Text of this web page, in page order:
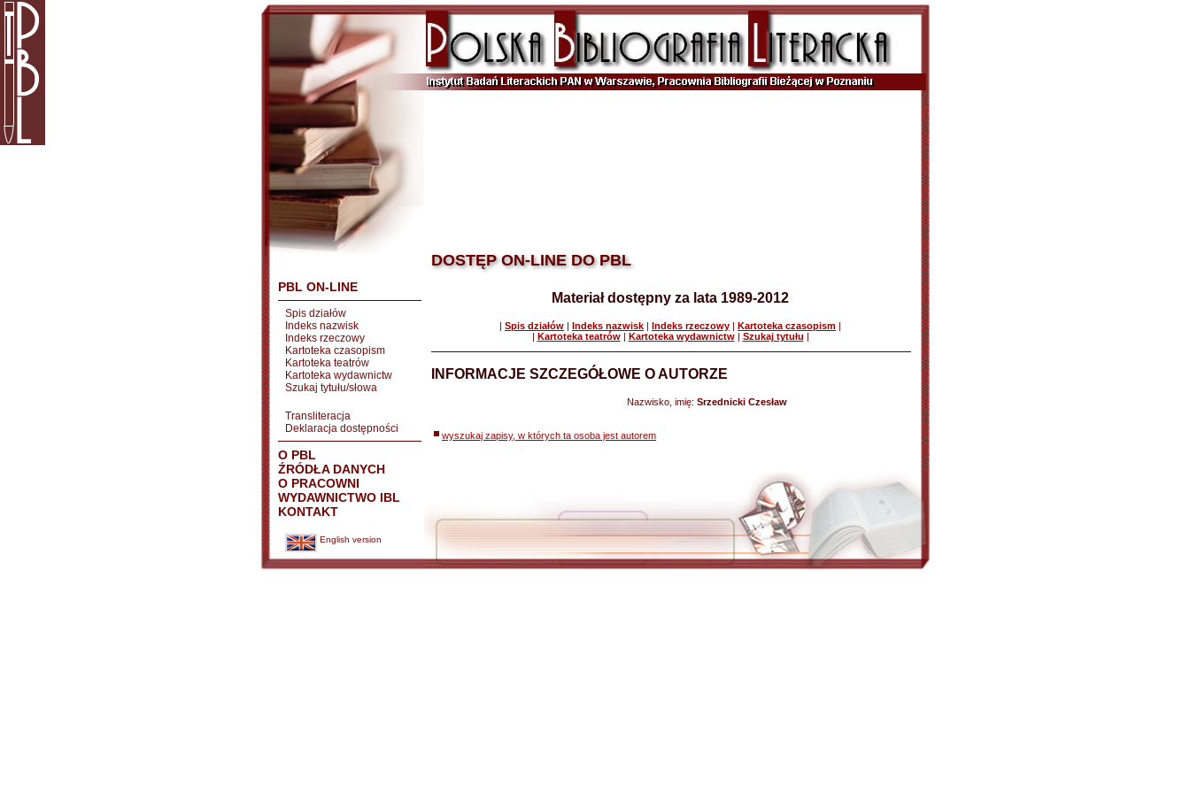
PBL ON-LINE
Spis działów
Indeks nazwisk
Indeks rzeczowy
Kartoteka czasopism
Kartoteka teatrów
Kartoteka wydawnictw
Szukaj tytułu/słowa
Transliteracja
Deklaracja dostępności
O PBL
ŹRÓDŁA DANYCH
O PRACOWNI
WYDAWNICTWO IBL
KONTAKT
English version
DOSTĘP ON-LINE DO PBL
Materiał dostępny za lata 1989-2012
| Spis działów | Indeks nazwisk | Indeks rzeczowy | Kartoteka czasopism |
| Kartoteka teatrów| Kartoteka wydawnictw| Szukaj tytułu |
INFORMACJE SZCZEGÓŁOWE O AUTORZE
Nazwisko, imię: Srzednicki Czesław
wyszukaj zapisy, w których ta osoba jest autorem